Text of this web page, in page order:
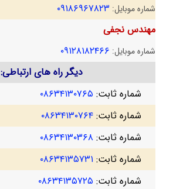
شماره موبایل: ۰۹۱۸۶۹۶۷۸۲۳
مهندس نجفی
شماره موبایل: ۰۹۱۲۸۱۸۲۴۶۶
دیگر راه های ارتباطی:
شماره ثابت: ۰۸۶۳۴۱۳۰۷۶۵
شماره ثابت: ۰۸۶۳۴۱۳۰۷۶۴
شماره ثابت: ۰۸۶۳۴۱۳۰۳۶۸
شماره ثابت: ۰۸۶۳۴۱۳۵۷۳۱
شماره ثابت: ۰۸۶۳۴۱۳۵۷۲۵